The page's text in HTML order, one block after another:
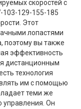
скоростей с
103-129-155-185
Этот
лопастями
поэтому вы также
эффективность
дистанционным
технология
им с помощью
теми же
управления. Он